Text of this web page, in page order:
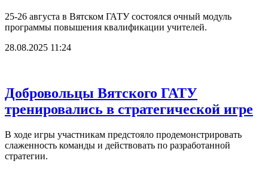
25-26 августа в Вятском ГАТУ состоялся очный модуль
программы повышения квалификации учителей.
28.08.2025 11:24
Добровольцы Вятского ГАТУ
тренировались в стратегической игре
В ходе игры участникам предстояло продемонстрировать
слаженность команды и действовать по разработанной
стратегии.